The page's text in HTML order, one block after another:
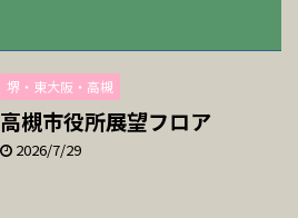
堺・東大阪・高槻
高槻市役所展望フロア
2026/7/29